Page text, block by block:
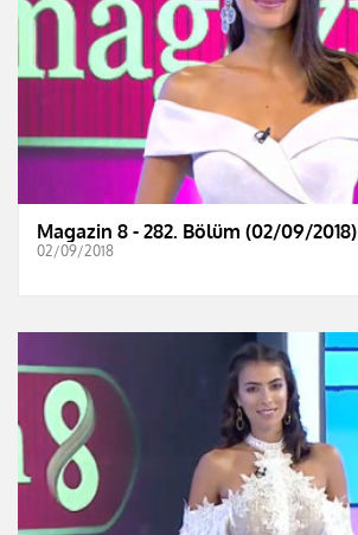
Magazin 8 - 282. Bölüm (02/09/2018)
02/09/2018